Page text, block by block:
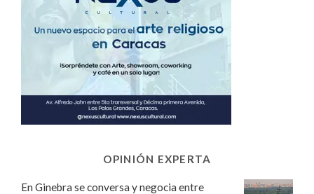
OPINIÓN EXPERTA
En Ginebra se conversa y negocia entre